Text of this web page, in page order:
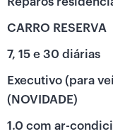
CARRO RESERVA
7, 15 e 30 diárias
Executivo (para
(NOVIDADE)
1.0 com ar-